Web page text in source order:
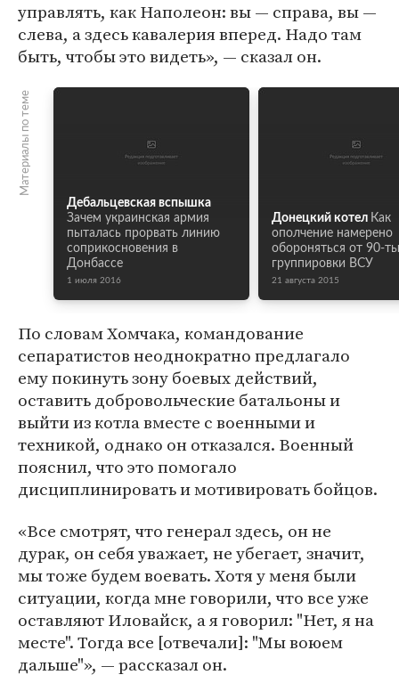
управлять, как Наполеон: вы — справа, вы —
слева, а здесь кавалерия вперед. Надо там
быть, чтобы это видеть», — сказал он.
Материалы по теме
Дебальцевская вспышка
Зачем украинская армия
пыталась прорвать линию
соприкосновения в
Донбассе
1 июля 2016
Донецкий котел Как
ополчение намерено
обороняться от 90-
группировки ВСУ
21 августа 2015
По словам Хомчака, командование
сепаратистов неоднократно предлагало
ему покинуть зону боевых действий,
оставить добровольческие батальоны и
выйти из котла вместе с военными и
техникой, однако он отказался. Военный
пояснил, что это помогало
дисциплинировать и мотивировать бойцов.
«Все смотрят, что генерал здесь, он не
дурак, он себя уважает, не убегает, значит,
мы тоже будем воевать. Хотя у меня были
ситуации, когда мне говорили, что все уже
оставляют Иловайск, а я говорил: "Нет, я на
месте". Тогда все [отвечали]: "Мы воюем
дальше"», — рассказал он.